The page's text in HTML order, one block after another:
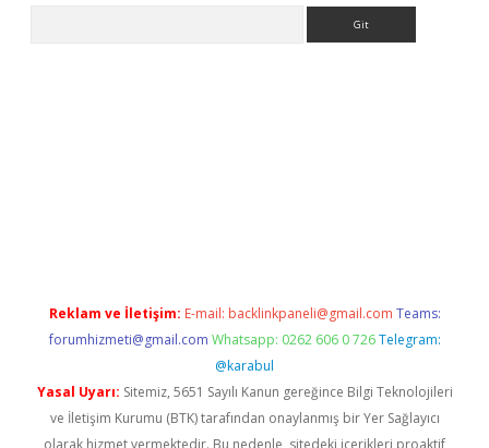
Reklam ve İletişim: E-mail: backlinkpaneli@gmail.com Teams:
forumhizmeti@gmail.com Whatsapp: 0262 606 0 726 Telegram:
@karabul
Yasal Uyarı: Sitemiz, 5651 Sayılı Kanun gereğince Bilgi Teknolojileri
ve İletişim Kurumu (BTK) tarafından onaylanmış bir Yer Sağlayıcı
olarak hizmet vermektedir. Bu nedenle, sitedeki içerikleri proaktif